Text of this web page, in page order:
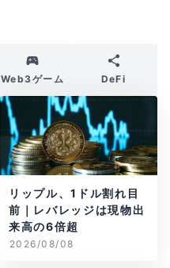
Web3ゲーム DeFi
リップル、1ドル割れ目
前｜レバレッジは現物出
来高の6倍超
2026/08/08